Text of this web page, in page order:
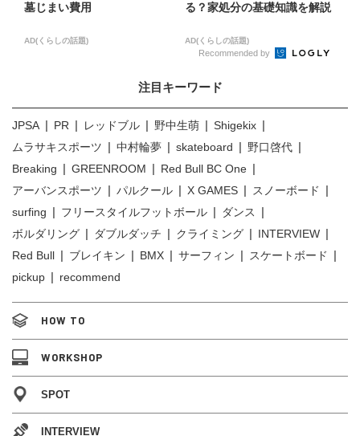
墓じまい費用
AD(くらしの話題)
る？家処分の基礎知識を解説
AD(くらしの話題)
Recommended by
注目キーワード
JPSA PR レッドブル 野中生萌
Shigekix
ムラサキスポーツ
中村輪夢 skateboard
野口啓代
Breaking
GREENROOM
Red Bull BC One
アーバンスポーツ
パルクール X GAMES
スノーボード
surfing
フリースタイルフットボール
ダンス
ボルダリング
ダブルダッチ クライミング
INTERVIEW
Red Bull
ブレイキン BMX サーフィン
スケートボード
pickup
recommend
HOW TO
WORKSHOP
SPOT
INTERVIEW